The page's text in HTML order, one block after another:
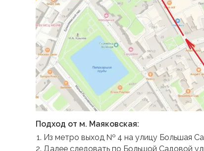
Подход от м. Маяковская:
Из метро выход № 4 на улицу Большая
Далее следовать по Большой Садовой